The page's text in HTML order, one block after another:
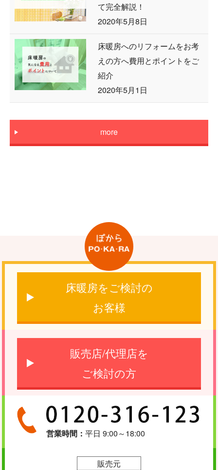
て完全解説！
2020年5月8日
床暖房へのリフォームをお考
えの方へ費用とポイントをご
紹介
2020年5月1日
more
床暖房をご検討の
お客様
販売店/代理店を
ご検討の方
営業時間：平日 9:00～18:00
販売元